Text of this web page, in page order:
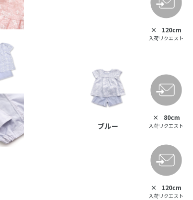
× 120cm
入荷リクエスト
ブルー
× 80cm
入荷リクエスト
× 120cm
入荷リクエスト